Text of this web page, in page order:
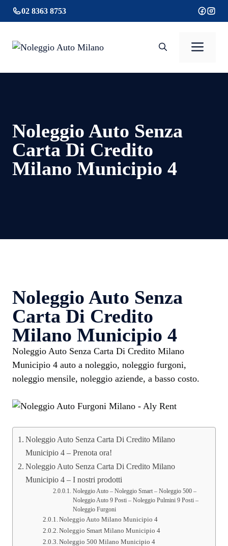
al
02 8363 8753
Noleggio Auto Senza
Carta Di Credito
Milano Municipio 4
Noleggio Auto Senza
Carta Di Credito
Milano Municipio 4
Noleggio Auto Senza Carta Di Credito Milano
Municipio 4 auto a noleggio, noleggio furgoni,
noleggio mensile, noleggio aziende, a basso costo.
Noleggio Auto Senza Carta Di Credito Milano
Municipio 4 – Prenota ora!
Noleggio Auto Senza Carta Di Credito Milano
Municipio 4 – I nostri prodotti
Noleggio Auto – Noleggio Smart – Noleggio 500 –
Noleggio Auto 9 Posti – Noleggio Pulmini 9 Posti –
Noleggio Furgoni
Noleggio Auto Milano Municipio 4
Noleggio Smart Milano Municipio 4
Noleggio 500 Milano Municipio 4